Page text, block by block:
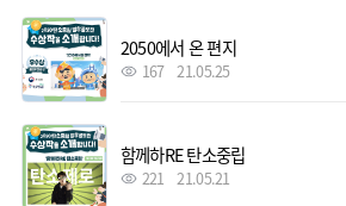
2050에서 온 편지
167 21.05.25
함께하RE 탄소중립
221 21.05.21